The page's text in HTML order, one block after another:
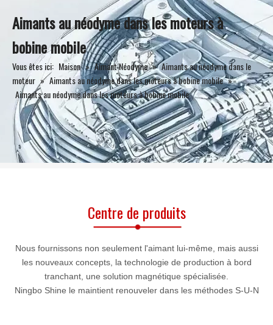
Aimants au néodyme dans les moteurs à
bobine mobile
Vous êtes ici: Maison » Aimant Néodyme » Aimants au néodyme dans le
moteur » Aimants au néodyme dans les moteurs à bobine mobile »
Aimants au néodyme dans les moteurs à bobine mobile
Centre de produits
Nous fournissons non seulement l'aimant lui-même, mais aussi
les nouveaux concepts, la technologie de production à bord
tranchant, une solution magnétique spécialisée.
Ningbo Shine le maintient renouveler dans les méthodes S-U-N